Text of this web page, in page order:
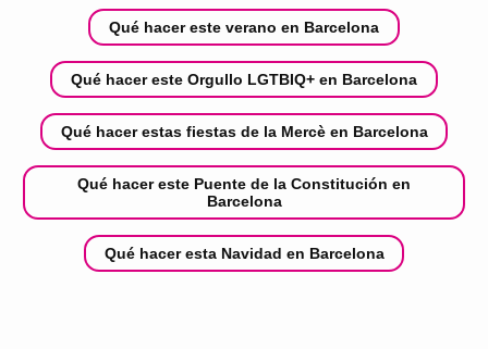
Qué hacer este verano en Barcelona
Qué hacer este Orgullo LGTBIQ+ en Barcelona
Qué hacer estas fiestas de la Mercè en Barcelona
Qué hacer este Puente de la Constitución en
Barcelona
Qué hacer esta Navidad en Barcelona